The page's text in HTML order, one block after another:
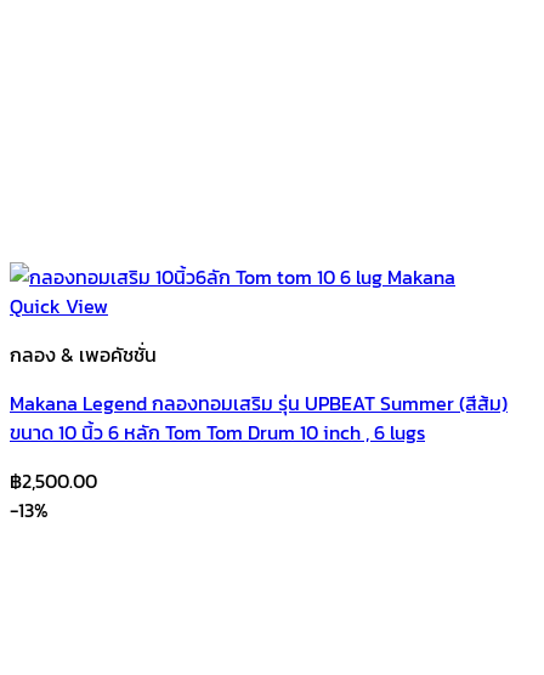
Quick View
กลอง & เพอคัชชั่น
Makana Legend กลองทอมเสริม รุ่น UPBEAT Summer (สีส้ม)
ขนาด 10 นิ้ว 6 หลัก Tom Tom Drum 10 inch , 6 lugs
฿2,500.00
-13%